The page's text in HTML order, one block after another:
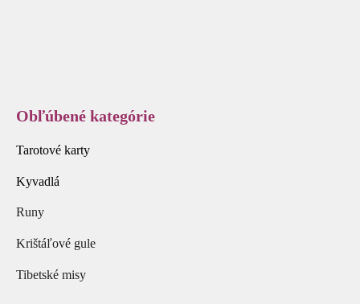
Obľúbené kategórie
Tarotové karty
Kyvadlá
Runy
Krištáľové gule
Tibetské misy